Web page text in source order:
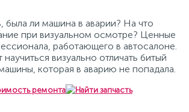
была ли машина в аварии? На что
при визуальном осмотре? Ценные
работающего в автосалоне.
визуально отличать битый
которая в аварию не попадала.
ВОЗДУШНЫЙ
САЛОННЫЙ